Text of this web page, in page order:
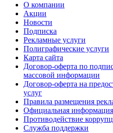
О компании
Акции
Новости
Подписка
Рекламные услуги
Полиграфические услуги
Карта сайта
Договор-оферта по
массовой информации
Договор-оферта на
услуг
Правила размещения
Официальная информация
Противодействие
Cлужба поддержки